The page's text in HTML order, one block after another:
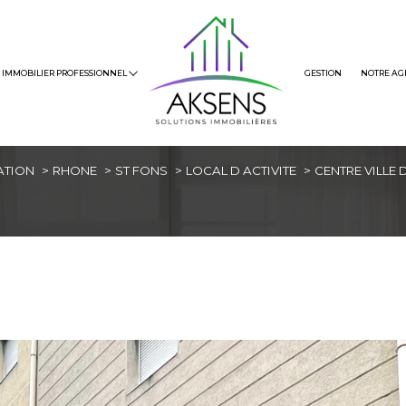
Honoraire
IMMOBILIER PROFESSIONNEL GESTION NOTRE
RHONE ST FONS LOCAL D ACTIVITE CENTRE VILLE